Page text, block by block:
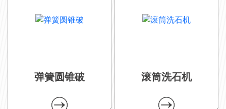
弹簧圆锥破 滚筒洗石机